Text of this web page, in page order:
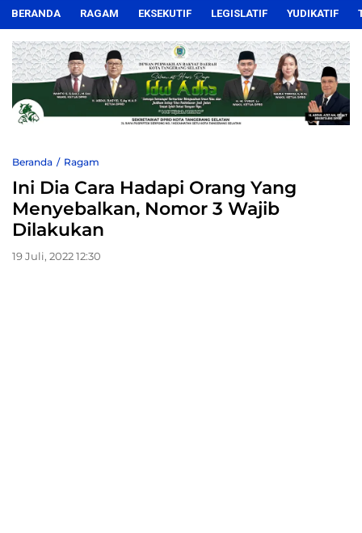
BERANDA RAGAM EKSEKUTIF LEGISLATIF YUDIKATIF
Beranda Ragam
Ini Dia Cara Hadapi Orang Yang
Menyebalkan, Nomor 3 Wajib
Dilakukan
19 Juli, 2022 12:30